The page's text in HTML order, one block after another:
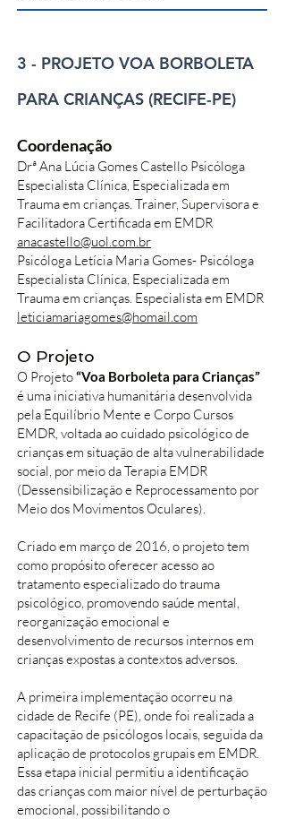
3 - PROJETO VOA BORBOLETA
PARA CRIANÇAS (RECIFE-PE)
Coordenação
Drª Ana Lúcia Gomes Castello Psicóloga
Especialista Clínica, Especializada em
Trauma em crianças. Trainer, Supervisora e
Facilitadora Certificada em EMDR
anacastello@uol.com.br
Psicóloga Letícia Maria Gomes- Psicóloga
Especialista Clínica, Especializada em
Trauma em crianças. Especialista em EMDR
leticiamariagomes@homail.com
O Projeto
O Projeto“Voa Borboleta para Crianças”
é uma iniciativa humanitária desenvolvida
pela Equilíbrio Mente e Corpo Cursos
EMDR, voltada ao cuidado psicológico de
crianças em situação de alta vulnerabilidade
social, por meio da Terapia EMDR
(Dessensibilização e Reprocessamento por
Meio dos Movimentos Oculares).
Criado em março de 2016, o projeto tem
como propósito oferecer acesso ao
tratamento especializado do trauma
psicológico, promovendo saúde mental,
reorganização emocional e
desenvolvimento de recursos internos em
crianças expostas a contextos adversos.
A primeira implementação ocorreu na
cidade de Recife (PE), onde foi realizada a
capacitação de psicólogos locais, seguida da
aplicação de protocolos grupais em EMDR.
Essa etapa inicial permitiu a identificação
das crianças com maior nível de perturbação
emocional, possibilitando o